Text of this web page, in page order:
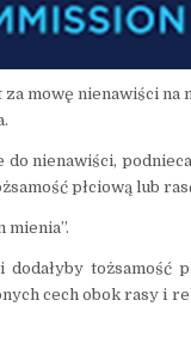
mowę nienawiści na
nienawiści,
płciową lub
tożsamość
cech obok rasy i